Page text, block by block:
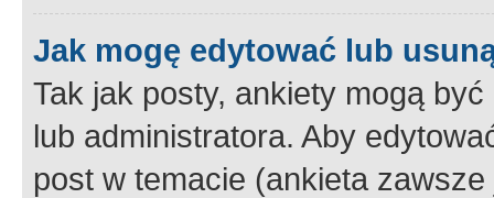
Jak mogę edytować lub
Tak jak posty, ankiety mogą
lub administratora. Aby
post w temacie (ankieta